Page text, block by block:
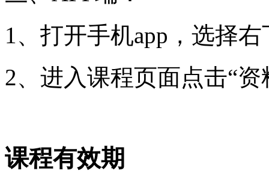
1、打开手机app，选择
2、进入课程页面点击“
课程有效期